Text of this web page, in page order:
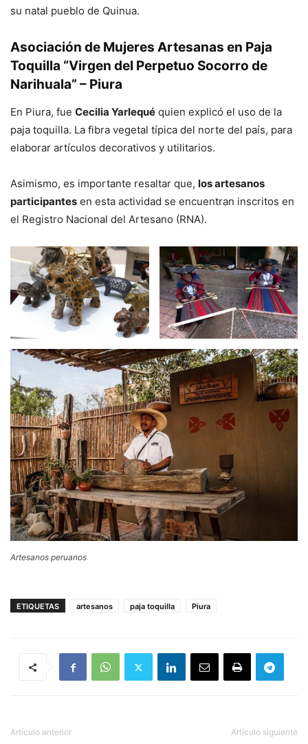
su natal pueblo de Quinua.
Asociación de Mujeres Artesanas en Paja
Toquilla “Virgen del Perpetuo Socorro de
Narihuala” – Piura
En Piura, fue Cecilia Yarlequé quien explicó el uso de la
paja toquilla. La fibra vegetal típica del norte del país, para
elaborar artículos decorativos y utilitarios.
Asimismo, es importante resaltar que, los artesanos
participantes en esta actividad se encuentran inscritos en
el Registro Nacional del Artesano (RNA).
Artesanos peruanos
ETIQUETAS artesanos paja toquilla Piura
Artículo anterior Artículo siguiente